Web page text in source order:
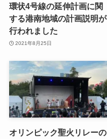
環状4号線の延伸計画に関
する港南地域の計画説明が
行われました
2021年8月25日
オリンピック聖火リレーの